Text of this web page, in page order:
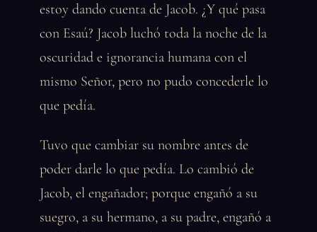
estoy dando cuenta de Jacob. ¿Y qué pasa
con Esaú? Jacob luchó toda la noche de la
oscuridad e ignorancia humana con el
mismo Señor, pero no pudo concederle lo
que pedía.
Tuvo que cambiar su nombre antes de
poder darle lo que pedía. Lo cambió de
Jacob, el engañador; porque engañó a su
suegro, a su hermano, a su padre, engañó a